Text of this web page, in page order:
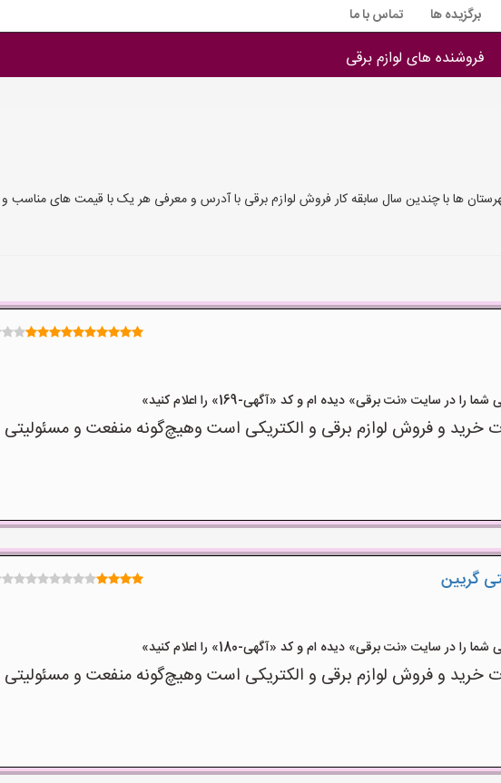
برگزیده ها تماس با ما
فروشنده های لوازم برقی
ها با چندین سال سابقه کار فروش لوازم برقی با آدرس و معرفی هر یک با قیمت های مناسب و
سایت «نت برقی» دیده ام و کد «آگهی-169» را اعلام کنید»
و فروش لوازم برقی و الکتریکی است وهیچ‌گونه منفعت و مسئولیتی
گریین
سایت «نت برقی» دیده ام و کد «آگهی-180» را اعلام کنید»
و فروش لوازم برقی و الکتریکی است وهیچ‌گونه منفعت و مسئولیتی